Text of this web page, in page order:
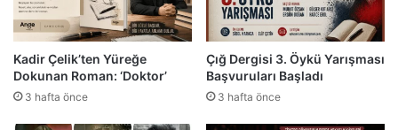
Kadir Çelik’ten Yüreğe
Dokunan Roman: ‘Doktor’
3 hafta önce
Çığ Dergisi 3. Öykü Yarışması
Başvuruları Başladı
3 hafta önce